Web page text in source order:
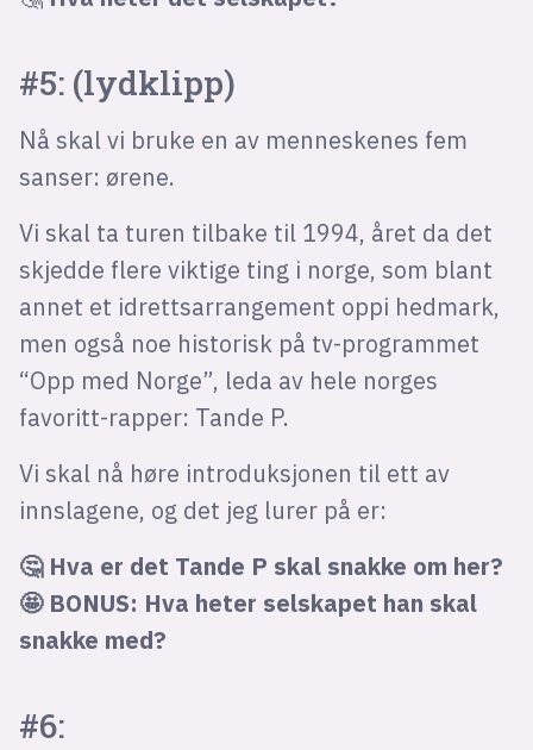
#5: (lydklipp)
Nå skal vi bruke en av menneskenes fem
sanser: ørene.
Vi skal ta turen tilbake til 1994, året da det
skjedde flere viktige ting i norge, som blant
annet et idrettsarrangement oppi hedmark,
men også noe historisk på tv-programmet
“Opp med Norge”, leda av hele norges
favoritt-rapper: Tande P.
Vi skal nå høre introduksjonen til ett av
innslagene, og det jeg lurer på er:
🤔 Hva er det Tande P skal snakke om her?
🤩 BONUS: Hva heter selskapet han skal
snakke med?
#6: